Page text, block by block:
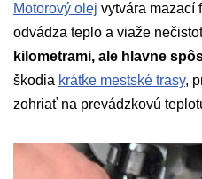
Motorový olej vytvára mazací
odvádza teplo a viaže
kilometrami, ale hlavne
škodia krátke mestské trasy,
zohriať na prevádzkovú